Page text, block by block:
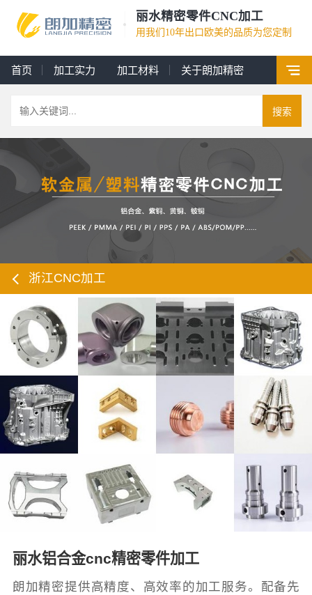
丽水精密零件CNC加工
用我们10年出口欧美的品质为您定制
首页 加工实力 加工材料 关于朗加精密
搜索
浙江CNC加工
丽水铝合金cnc精密零件加工
朗加精密提供高精度、高效率的加工服务。配备先